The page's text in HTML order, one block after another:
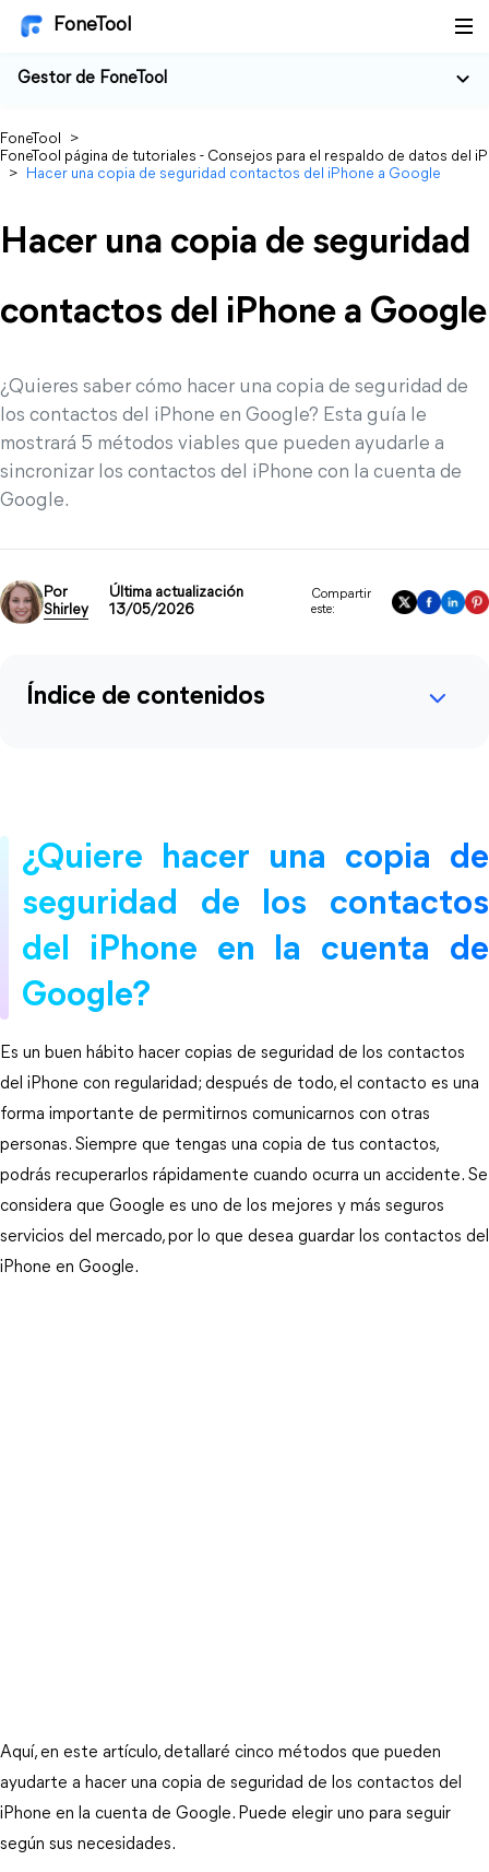
FoneTool
Gestor de FoneTool
FoneTool
>
FoneTool página de tutoriales - Consejos para el respaldo de datos del
> Hacer una copia de seguridad contactos del iPhone a Google
Hacer una copia de seguridad
contactos del iPhone a Google
¿Quieres saber cómo hacer una copia de seguridad de
los contactos del iPhone en Google? Esta guía le
mostrará 5 métodos viables que pueden ayudarle a
sincronizar los contactos del iPhone con la cuenta de
Google.
Por
Shirley
Última actualización
13/05/2026
Compartir
este:
Índice de contenidos
¿Quiere hacer una copia de
seguridad de los contactos
del iPhone en la cuenta de
Google?
Es un buen hábito hacer copias de seguridad de los contactos
del iPhone con regularidad; después de todo, el contacto es una
forma importante de permitirnos comunicarnos con otras
personas. Siempre que tengas una copia de tus contactos,
podrás recuperarlos rápidamente cuando ocurra un accidente. Se
considera que Google es uno de los mejores y más seguros
servicios del mercado, por lo que desea guardar los contactos del
iPhone en Google.
Aquí, en este artículo, detallaré cinco métodos que pueden
ayudarte a hacer una copia de seguridad de los contactos del
iPhone en la cuenta de Google. Puede elegir uno para seguir
según sus necesidades.